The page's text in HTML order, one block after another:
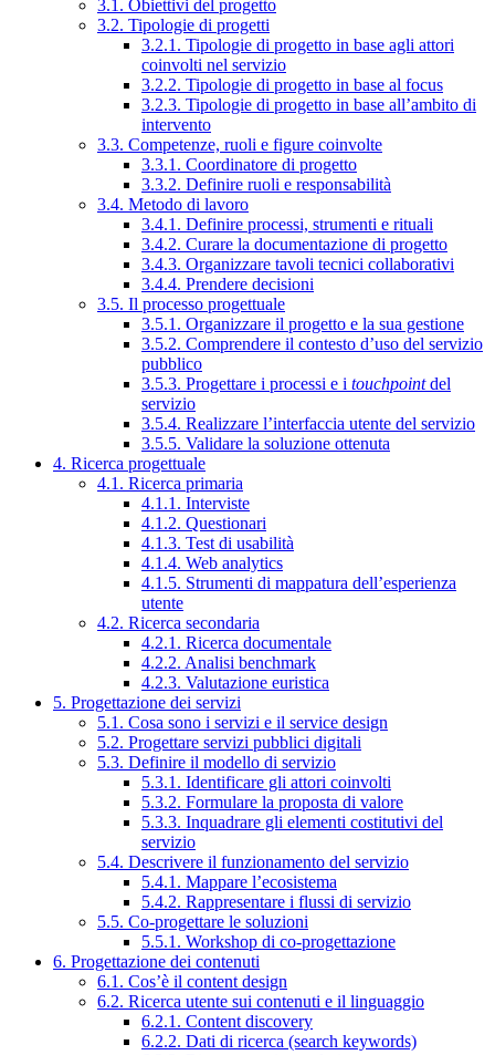
3.1. Obiettivi del progetto
3.2. Tipologie di progetti
3.2.1. Tipologie di progetto in base agli attori
coinvolti nel servizio
3.2.2. Tipologie di progetto in base al focus
3.2.3. Tipologie di progetto in base all’ambito di
intervento
3.3. Competenze, ruoli e figure coinvolte
3.3.1. Coordinatore di progetto
3.3.2. Definire ruoli e responsabilità
3.4. Metodo di lavoro
3.4.1. Definire processi, strumenti e rituali
3.4.2. Curare la documentazione di progetto
3.4.3. Organizzare tavoli tecnici collaborativi
3.4.4. Prendere decisioni
3.5. Il processo progettuale
3.5.1. Organizzare il progetto e la sua gestione
3.5.2. Comprendere il contesto d’uso del servizio
pubblico
3.5.3. Progettare i processi e i touchpointdel
servizio
3.5.4. Realizzare l’interfaccia utente del servizio
3.5.5. Validare la soluzione ottenuta
4. Ricerca progettuale
4.1. Ricerca primaria
4.1.1. Interviste
4.1.2. Questionari
4.1.3. Test di usabilità
4.1.4. Web analytics
4.1.5. Strumenti di mappatura dell’esperienza
utente
4.2. Ricerca secondaria
4.2.1. Ricerca documentale
4.2.2. Analisi benchmark
4.2.3. Valutazione euristica
5. Progettazione dei servizi
5.1. Cosa sono i servizi e il service design
5.2. Progettare servizi pubblici digitali
5.3. Definire il modello di servizio
5.3.1. Identificare gli attori coinvolti
5.3.2. Formulare la proposta di valore
5.3.3. Inquadrare gli elementi costitutivi del
servizio
5.4. Descrivere il funzionamento del servizio
5.4.1. Mappare l’ecosistema
5.4.2. Rappresentare i flussi di servizio
5.5. Co-progettare le soluzioni
5.5.1. Workshop di co-progettazione
6. Progettazione dei contenuti
6.1. Cos’è il content design
6.2. Ricerca utente sui contenuti e il linguaggio
6.2.1. Content discovery
6.2.2. Dati di ricerca (search keywords)